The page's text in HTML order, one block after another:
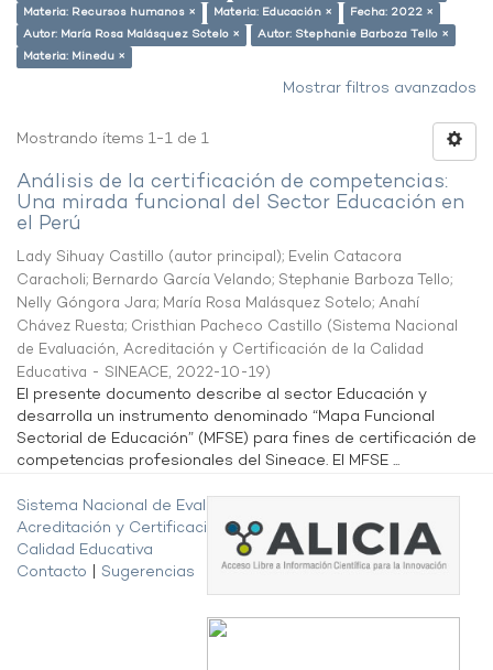
Materia: Recursos humanos ×
Materia: Educación ×
Fecha: 2022 ×
Autor: María Rosa Malásquez Sotelo ×
Autor: Stephanie Barboza Tello ×
Materia: Minedu ×
Mostrar filtros avanzados
Mostrando ítems 1-1 de 1
Análisis de la certificación de competencias:
Una mirada funcional del Sector Educación en
el Perú
Lady Sihuay Castillo (autor principal); Evelin Catacora
Caracholi; Bernardo García Velando; Stephanie Barboza Tello;
Nelly Góngora Jara; María Rosa Malásquez Sotelo; Anahí
Chávez Ruesta; Cristhian Pacheco Castillo (Sistema Nacional
de Evaluación, Acreditación y Certificación de la Calidad
Educativa - SINEACE, 2022-10-19)
El presente documento describe al sector Educación y
desarrolla un instrumento denominado “Mapa Funcional
Sectorial de Educación” (MFSE) para fines de certificación de
competencias profesionales del Sineace. El MFSE ...
Sistema Nacional de Evaluación,
Acreditación y Certificación de la
Calidad Educativa
Contacto
Sugerencias